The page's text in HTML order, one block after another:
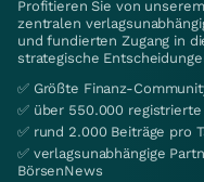
Profitieren Sie von
zentralen
und fundierten Zugang in
strategische
✅ Größte Finanz-
✅ über 550.000
✅ rund 2.000 Beiträge pro
✅ verlagsunabhängige
BörsenNews